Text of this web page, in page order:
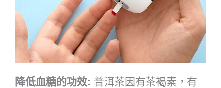
降低血糖的功效: 普洱茶因有茶褐素，有